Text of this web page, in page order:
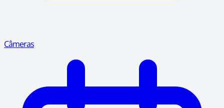
Câmeras